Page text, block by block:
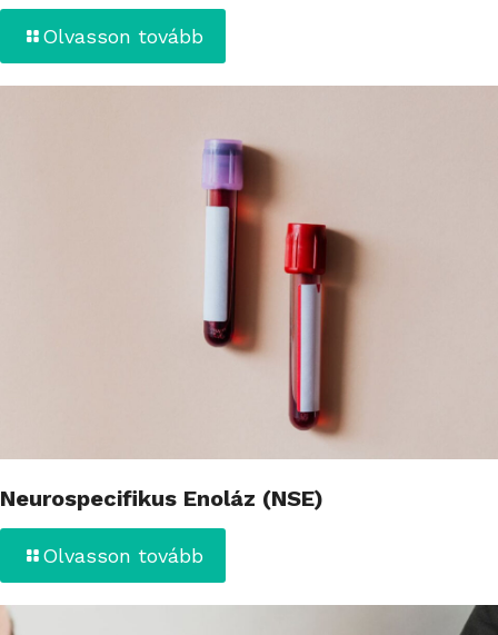
Olvasson tovább
Neurospecifikus Enoláz (NSE)
Olvasson tovább